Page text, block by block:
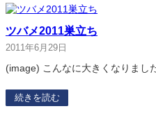
ツバメ2011巣立ち
2011年6月29日
(image) こんなに大きくなりました
続きを読む